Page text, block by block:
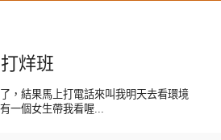
烊班
，結果馬上打電話來叫我明天去看環境
一個女生帶我看喔...